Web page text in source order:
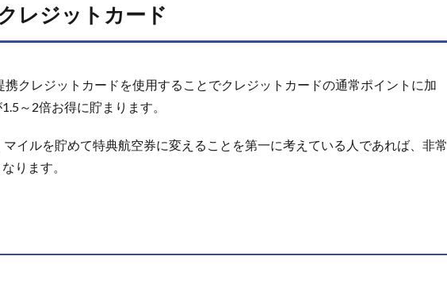
レジットカード
携クレジットカードを使用することでクレジットカードの通常ポイントに加
～2倍お得に貯まります。
イルを貯めて特典航空券に変えることを第一に考えている人であれば、非常
ります。